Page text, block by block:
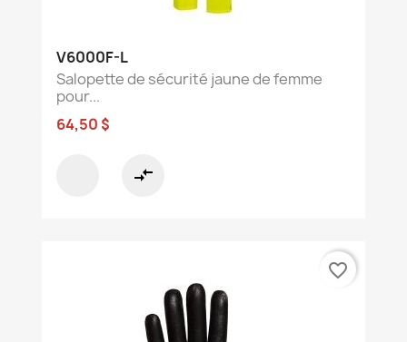
V6000F-L
Salopette de sécurité jaune de femme
pour...
64,50 $
compare_arrows
favorite_border